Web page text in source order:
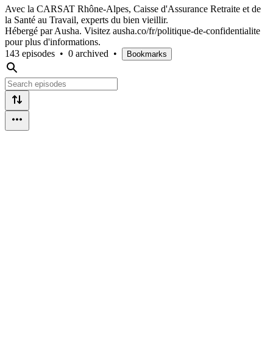
Avec la CARSAT Rhône-Alpes, Caisse d'Assurance Retraite et de
la Santé au Travail, experts du bien vieillir.
Hébergé par Ausha. Visitez ausha.co/fr/politique-de-confidentialite
pour plus d'informations.
143 episodes • 0 archived • Bookmarks